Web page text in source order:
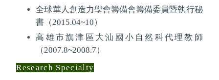
全球華人創造力學會籌備會籌備委員暨執行秘
書（2015.04~10）
高雄市旗津區大汕國小自然科代理教師
（2007.8~2008.7）
Research Specialty